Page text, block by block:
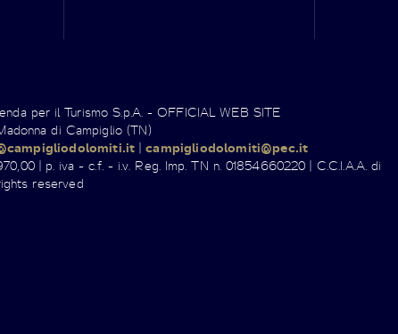
per il Turismo S.p.A. - OFFICIAL WEB SITE
di Campiglio (TN)
|campigliodolomiti@pec.it
| p. iva - c.f. - i.v. Reg. Imp. TN n. 01854660220 | C.C.I.A.A. di
reserved